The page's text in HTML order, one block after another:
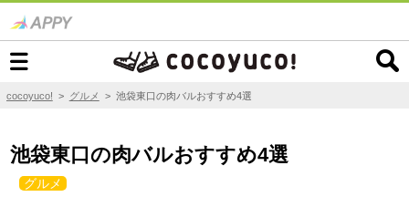
cocoyuco! > グルメ > 池袋東口の肉バルおすすめ4選
池袋東口の肉バルおすすめ4選
グルメ